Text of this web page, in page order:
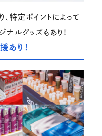
特定ポイントによって
ルグッズもあり！
あり！